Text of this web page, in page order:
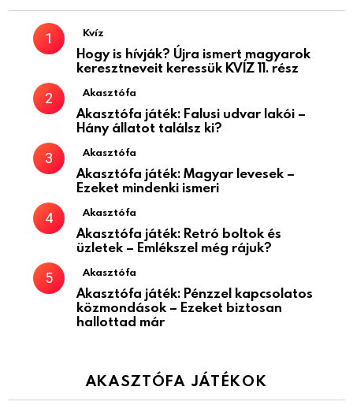
Kvíz
Hogy is hívják? Újra ismert magyarok
keresztneveit keressük KVÍZ 11. rész
Akasztófa
Akasztófa játék: Falusi udvar lakói –
Hány állatot találsz ki?
Akasztófa
Akasztófa játék: Magyar levesek –
Ezeket mindenki ismeri
Akasztófa
Akasztófa játék: Retró boltok és
üzletek – Emlékszel még rájuk?
Akasztófa
Akasztófa játék: Pénzzel kapcsolatos
közmondások – Ezeket biztosan
hallottad már
AKASZTÓFA JÁTÉKOK